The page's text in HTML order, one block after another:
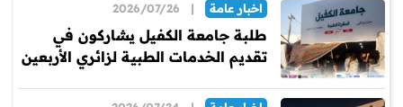
اخبار عامة |
2026/07/26
طلبة جامعة الكفيل يشاركون في
تقديم الخدمات الطبية لزائري الأربعين